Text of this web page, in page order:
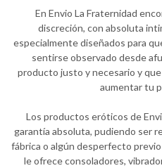
En Envio La Fraternidad
discreción, con absoluta
especialmente diseñados para
sentirse observado desde
producto justo y necesario y
aumentar tu
Los productos eróticos de
garantía absoluta, pudiendo ser
fábrica o algún desperfecto previo
le ofrece consoladores,